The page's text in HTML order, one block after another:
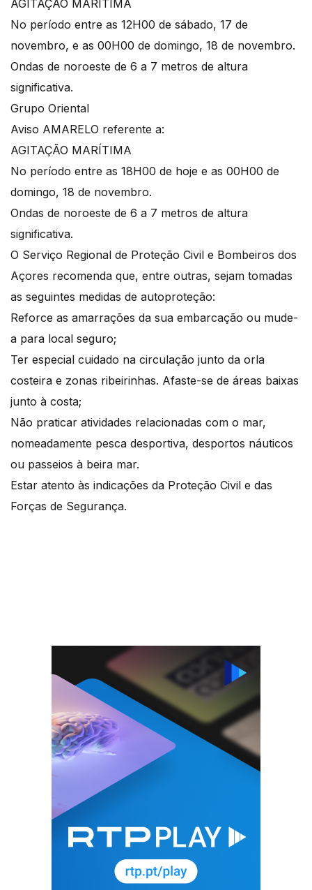
AGITAÇÃO MARÍTIMA
No período entre as 12H00 de sábado, 17 de
novembro, e as 00H00 de domingo, 18 de novembro.
Ondas de noroeste de 6 a 7 metros de altura
significativa.
Grupo Oriental
Aviso AMARELO referente a:
AGITAÇÃO MARÍTIMA
No período entre as 18H00 de hoje e as 00H00 de
domingo, 18 de novembro.
Ondas de noroeste de 6 a 7 metros de altura
significativa.
O Serviço Regional de Proteção Civil e Bombeiros dos
Açores recomenda que, entre outras, sejam tomadas
as seguintes medidas de autoproteção:
Reforce as amarrações da sua embarcação ou mude-
a para local seguro;
Ter especial cuidado na circulação junto da orla
costeira e zonas ribeirinhas. Afaste-se de áreas baixas
junto à costa;
Não praticar atividades relacionadas com o mar,
nomeadamente pesca desportiva, desportos náuticos
ou passeios à beira mar.
Estar atento às indicações da Proteção Civil e das
Forças de Segurança.